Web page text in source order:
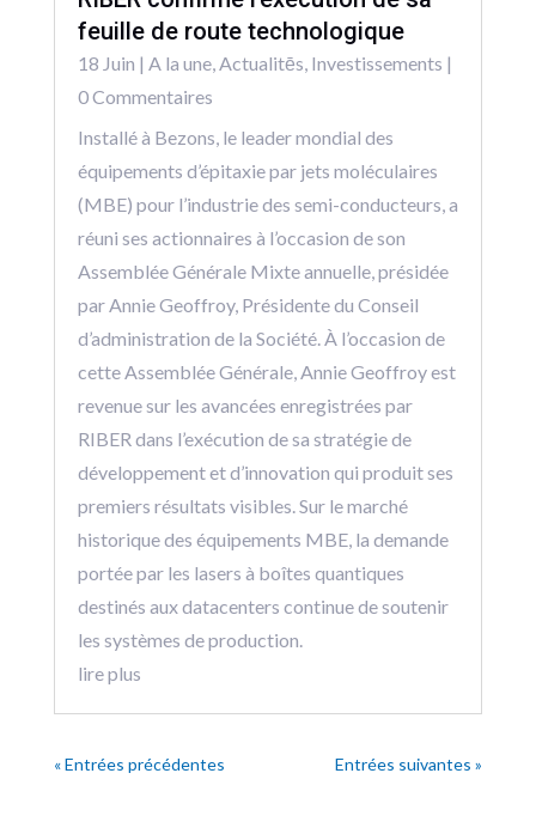
feuille de route technologique
18 Juin | A la une,Actualitēs, Investissements |
0 Commentaires
Installé à Bezons, le leader mondial des
équipements d’épitaxie par jets moléculaires
(MBE) pour l’industrie des semi-conducteurs, a
réuni ses actionnaires à l’occasion de son
Assemblée Générale Mixte annuelle, présidée
par Annie Geoffroy, Présidente du Conseil
d’administration de la Société. À l’occasion de
cette Assemblée Générale, Annie Geoffroy est
revenue sur les avancées enregistrées par
RIBER dans l’exécution de sa stratégie de
développement et d’innovation qui produit ses
premiers résultats visibles. Sur le marché
historique des équipements MBE, la demande
portée par les lasers à boîtes quantiques
destinés aux datacenters continue de soutenir
les systèmes de production.
lire plus
« Entrées précédentes Entrées suivantes »